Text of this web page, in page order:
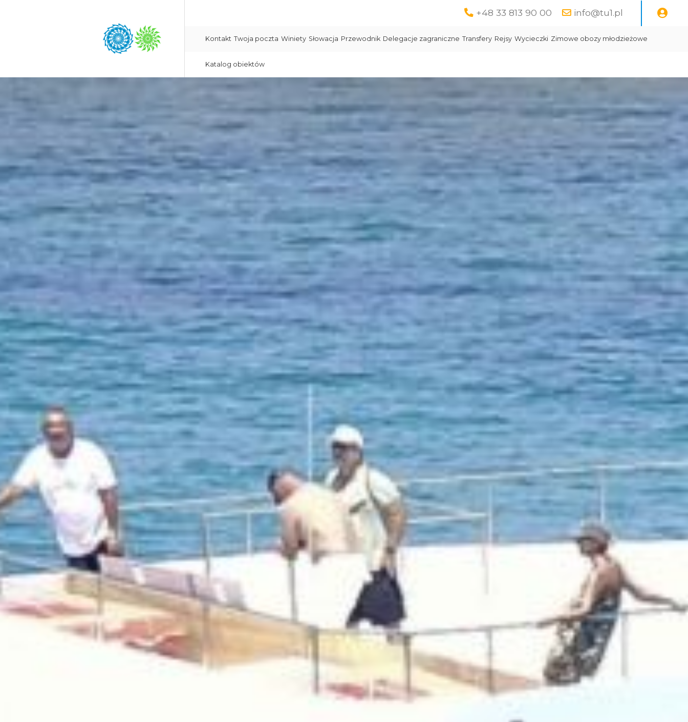
+48 33 813 90 00 info@tu1.pl
Kontakt Twoja poczta Winiety Słowacja Przewodnik Delegacje zagraniczne Transfery Rejsy Wycieczki Zimowe obozy młodzieżowe
Katalog obiektów